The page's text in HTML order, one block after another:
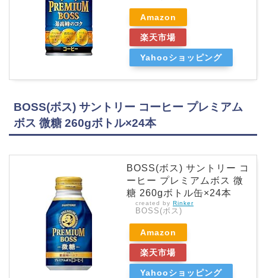
Amazon
楽天市場
Yahooショッピング
BOSS(ボス) サントリー コーヒー プレミアム
ボス 微糖 260gボトル×24本
BOSS(ボス) サントリー コ
ーヒー プレミアムボス 微
糖 260gボトル缶×24本
created by Rinker
BOSS(ボス)
Amazon
楽天市場
Yahooショッピング